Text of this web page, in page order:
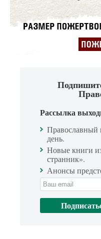
Рассылка
Православный
день.
Новые книги
странник».
Анонсы